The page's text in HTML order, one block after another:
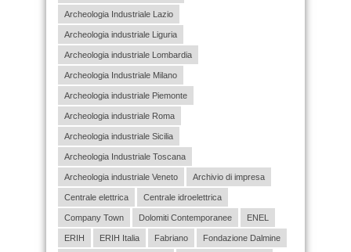
Archeologia Industriale Lazio
Archeologia industriale Liguria
Archeologia industriale Lombardia
Archeologia Industriale Milano
Archeologia industriale Piemonte
Archeologia industriale Roma
Archeologia industriale Sicilia
Archeologia Industriale Toscana
Archeologia industriale Veneto Archivio di impresa
Centrale elettrica Centrale idroelettrica
Company Town Dolomiti Contemporanee ENEL
ERIH ERIH Italia Fabriano Fondazione Dalmine